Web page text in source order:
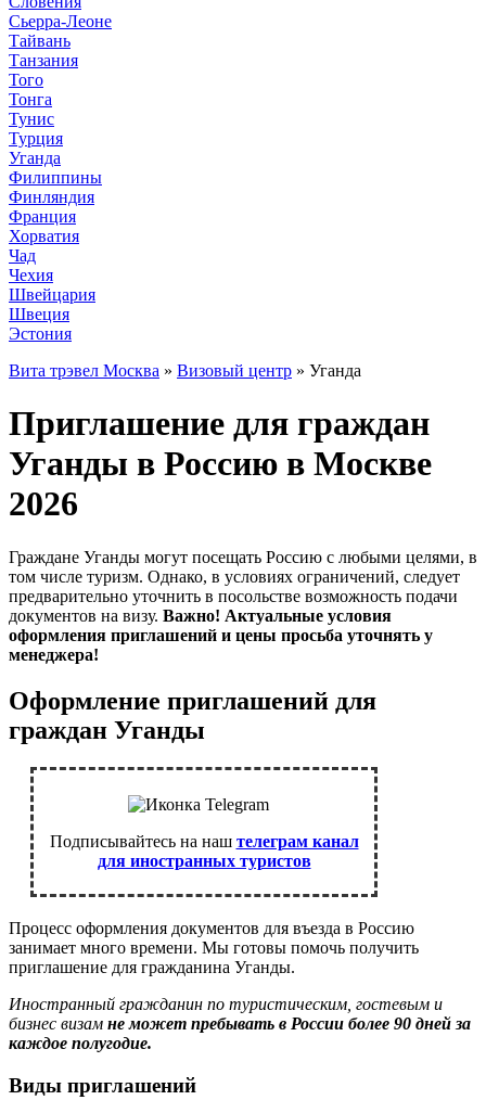
Сьерра-Леоне
Тайвань
Танзания
Того
Тонга
Тунис
Турция
Уганда
Филиппины
Финляндия
Франция
Хорватия
Чад
Чехия
Швейцария
Швеция
Эстония
Вита трэвел Москва » Визовый центр » Уганда
Приглашение для граждан
Уганды в Россию в Москве
2026
Граждане Уганды могут посещать Россию с любыми целями, в
том числе туризм. Однако, в условиях ограничений, следует
предварительно уточнить в посольстве возможность подачи
документов на визу. Важно! Актуальные условия
оформления приглашений и цены просьба уточнять у
менеджера!
Оформление приглашений для
граждан Уганды
Подписывайтесь на наш телеграм канал
для иностранных туристов
Процесс оформления документов для въезда в Россию
занимает много времени. Мы готовы помочь получить
приглашение для гражданина Уганды.
Иностранный гражданин по туристическим, гостевым и
бизнес визам не может пребывать в России более 90 дней за
каждое полугодие.
Виды приглашений